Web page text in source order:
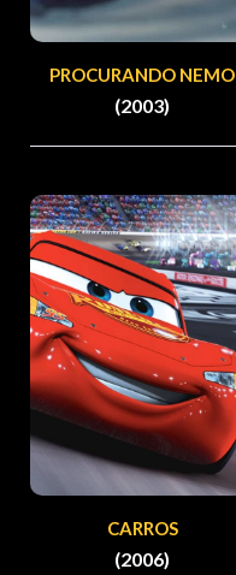
PROCURANDO NEMO
(2003)
CARROS
(2006)